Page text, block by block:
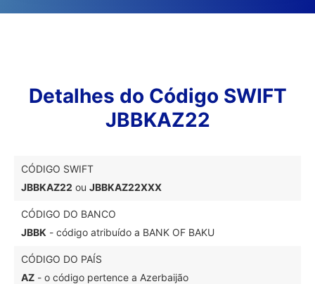
Detalhes do Código SWIFT
JBBKAZ22
CÓDIGO SWIFT
JBBKAZ22 ou JBBKAZ22XXX
CÓDIGO DO BANCO
JBBK - código atribuído a BANK OF BAKU
CÓDIGO DO PAÍS
AZ - o código pertence a Azerbaijão